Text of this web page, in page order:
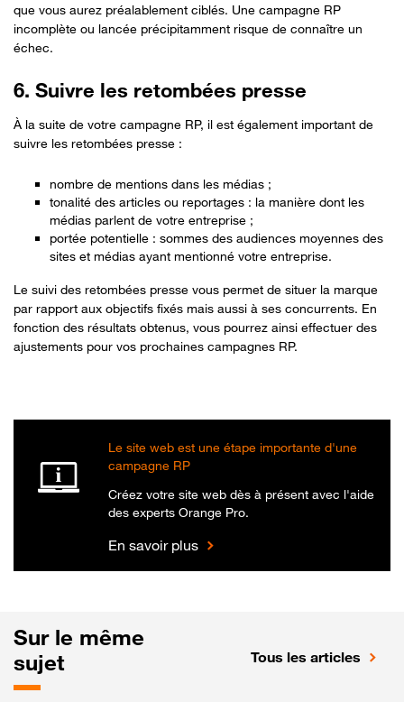
que vous aurez préalablement ciblés. Une campagne RP
incomplète ou lancée précipitamment risque de connaître un
échec.
6. Suivre les retombées presse
À la suite de votre campagne RP, il est également important de
suivre les retombées presse :
nombre de mentions dans les médias ;
tonalité des articles ou reportages : la manière dont les
médias parlent de votre entreprise ;
portée potentielle : sommes des audiences moyennes des
sites et médias ayant mentionné votre entreprise.
Le suivi des retombées presse vous permet de situer la marque
par rapport aux objectifs fixés mais aussi à ses concurrents. En
fonction des résultats obtenus, vous pourrez ainsi effectuer des
ajustements pour vos prochaines campagnes RP.
Le site web est une étape importante d'une
campagne RP
Créez votre site web dès à présent avec l'aide
des experts Orange Pro.
En savoir plus
Sur le même
sujet
Tous les articles